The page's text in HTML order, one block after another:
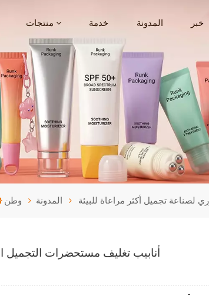
منتجات خدمة المدونة خبر
وطن المدونة لصناعة تجميل أكثر مراعاة للبيئة
أنابيب تغليف مستحضرات التجميل